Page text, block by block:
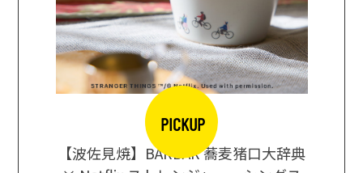
PICKUP
【波佐見焼】BARBAR 蕎麦猪口大辞典